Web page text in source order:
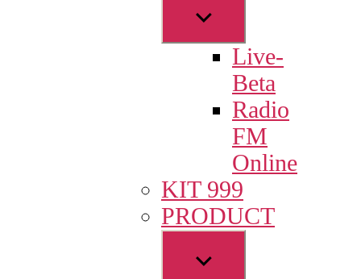
Show
sub
menuLive-
Beta
Radio
FM
Online
KIT 999
PRODUCT
Show